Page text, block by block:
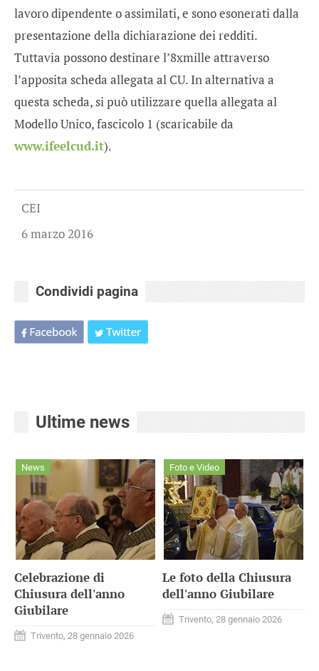
lavoro dipendente o assimilati, e sono esonerati dalla
presentazione della dichiarazione dei redditi.
Tuttavia possono destinare l’8xmille attraverso
l’apposita scheda allegata al CU. In alternativa a
questa scheda, si può utilizzare quella allegata al
Modello Unico, fascicolo 1 (scaricabile da
www.ifeelcud.it).
CEI
6 marzo 2016
Condividi pagina
Ultime news
Celebrazione di
Chiusura dell'anno
Giubilare
Trivento, 28 gennaio 2026
News
Le foto della Chiusura
dell'anno Giubilare
Trivento, 28 gennaio 2026
Foto e Video